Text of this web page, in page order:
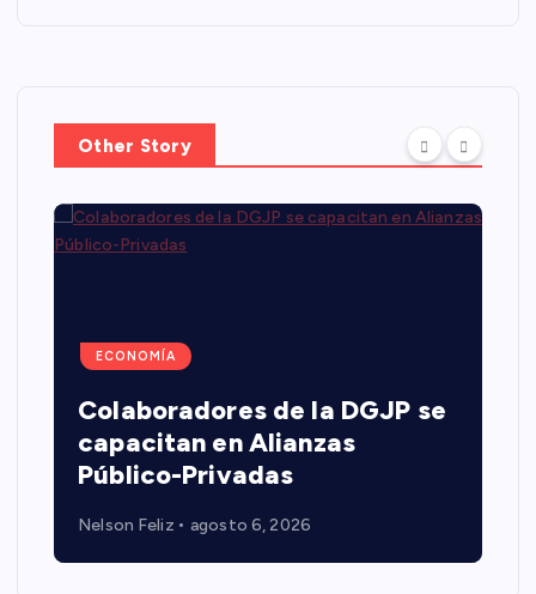
Other Story
ECONOMÍA
Colaboradores de la DGJP se
capacitan en Alianzas
Público-Privadas
Nelson Feliz agosto 6, 2026